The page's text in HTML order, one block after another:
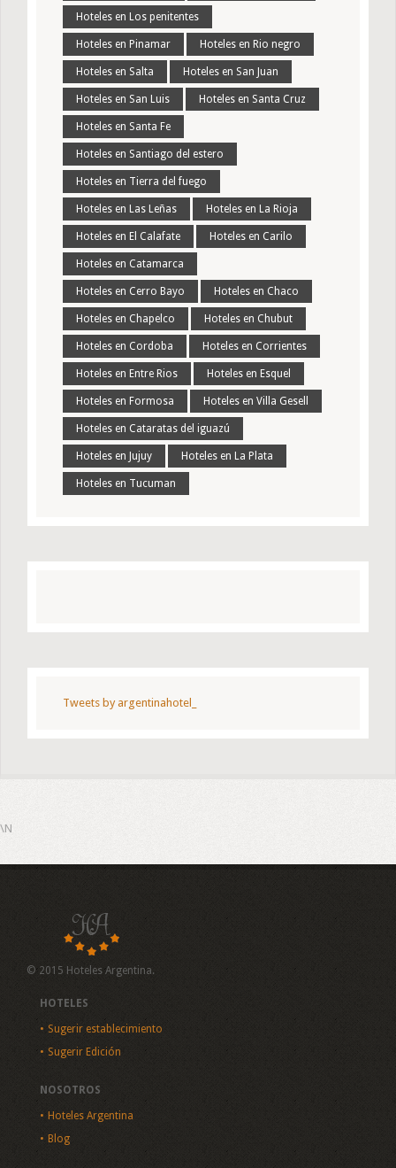
Hoteles en Los penitentes
Hoteles en Pinamar Hoteles en Rio negro
Hoteles en Salta Hoteles en San Juan
Hoteles en San Luis Hoteles en Santa Cruz
Hoteles en Santa Fe
Hoteles en Santiago del estero
Hoteles en Tierra del fuego
Hoteles en Las Leñas Hoteles en La Rioja
Hoteles en El Calafate Hoteles en Carilo
Hoteles en Catamarca
Hoteles en Cerro Bayo Hoteles en Chaco
Hoteles en Chapelco Hoteles en Chubut
Hoteles en Cordoba Hoteles en Corrientes
Hoteles en Entre Rios Hoteles en Esquel
Hoteles en Formosa Hoteles en Villa Gesell
Hoteles en Cataratas del iguazú
Hoteles en Jujuy Hoteles en La Plata
Hoteles en Tucuman
Tweets by argentinahotel_
\N
© 2015 Hoteles Argentina.
HOTELES
Sugerir establecimiento
Sugerir Edición
NOSOTROS
Hoteles Argentina
Blog